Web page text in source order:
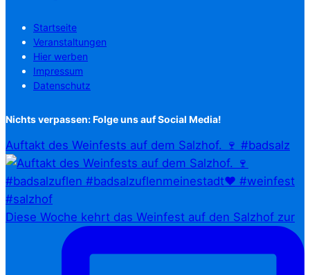
Startseite
Veranstaltungen
Hier werben
Impressum
Datenschutz
Nichts verpassen: Folge uns auf Social Media!
Auftakt des Weinfests auf dem Salzhof. 🍷 #badsalz
Diese Woche kehrt das Weinfest auf den Salzhof zur